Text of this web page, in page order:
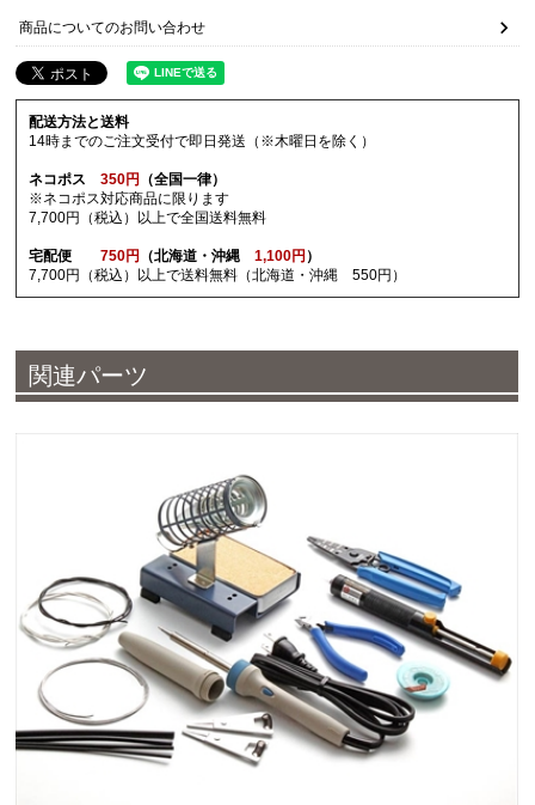
商品についてのお問い合わせ
配送方法と送料
14時までのご注文受付で即日発送（※木曜日を除く）
ネコポス350円
（全国一律）
※ネコポス対応商品に限ります
7,700円（税込）以上で全国送料無料
宅配便750円 （北海道・沖縄1,100円 ）
7,700円（税込）以上で送料無料（北海道・沖縄 550円）
関連パーツ